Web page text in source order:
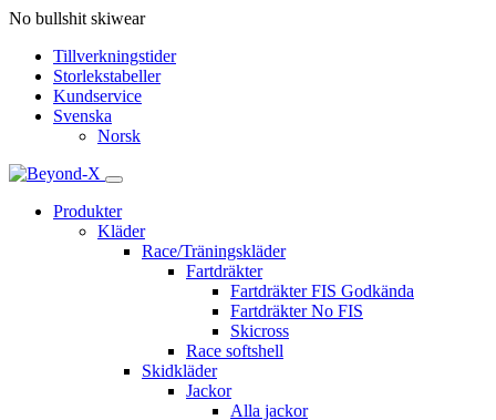
No bullshit skiwear
Tillverkningstider
Storlekstabeller
Kundservice
Svenska
Norsk
Produkter
Kläder
Race/Träningskläder
Fartdräkter
Fartdräkter FIS Godkända
Fartdräkter No FIS
Skicross
Race softshell
Skidkläder
Jackor
Alla jackor